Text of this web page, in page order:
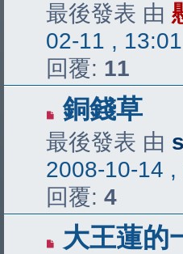
最後發表 由
02-11 , 13:01
回覆: 11
銅錢草
最後發表 由
2008-10-14 ,
回覆: 4
大王蓮的